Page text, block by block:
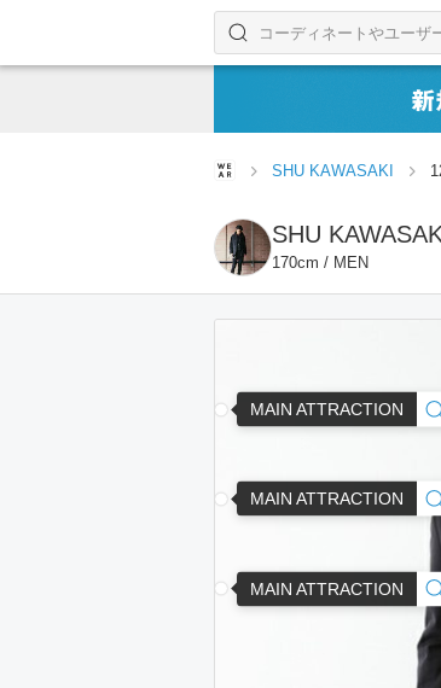
コーディネートやユーザ
検索する
SHU KAWASAKI
SHU
170cm / MEN
MAIN ATTRACTION
MAIN ATTRACTION
MAIN ATTRACTION